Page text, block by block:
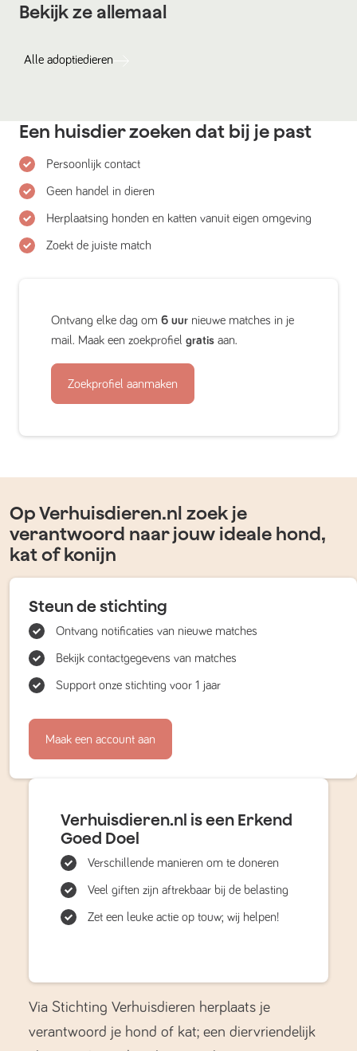
Bekijk ze allemaal
Alle adoptiedieren
Een huisdier zoeken dat bij je past
Persoonlijk contact
Geen handel in dieren
Herplaatsing honden en katten vanuit eigen omgeving
Zoekt de juiste match
Ontvang elke dag om 6 uur nieuwe matches in je
mail. Maak een zoekprofiel gratis aan.
Zoekprofiel aanmaken
Op Verhuisdieren.nl zoek je
verantwoord naar jouw ideale hond,
kat of konijn
Steun de stichting
Ontvang notificaties van nieuwe matches
Bekijk contactgegevens van matches
Support onze stichting voor 1 jaar
Maak een account aan
Verhuisdieren.nl is een Erkend
Goed Doel
Verschillende manieren om te doneren
Veel giften zijn aftrekbaar bij de belasting
Zet een leuke actie op touw; wij helpen!
Via Stichting Verhuisdieren herplaats je
verantwoord je hond of kat; een diervriendelijk